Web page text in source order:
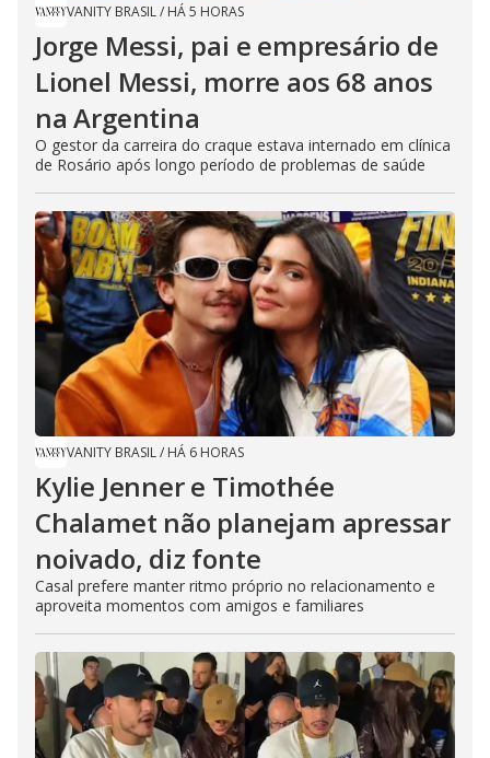
VANITY BRASIL/ HÁ 5 HORAS
Jorge Messi, pai e empresário de
Lionel Messi, morre aos 68 anos
na Argentina
O gestor da carreira do craque estava internado em clínica
de Rosário após longo período de problemas de saúde
VANITY BRASIL/ HÁ 6 HORAS
Kylie Jenner e Timothée
Chalamet não planejam apressar
noivado, diz fonte
Casal prefere manter ritmo próprio no relacionamento e
aproveita momentos com amigos e familiares